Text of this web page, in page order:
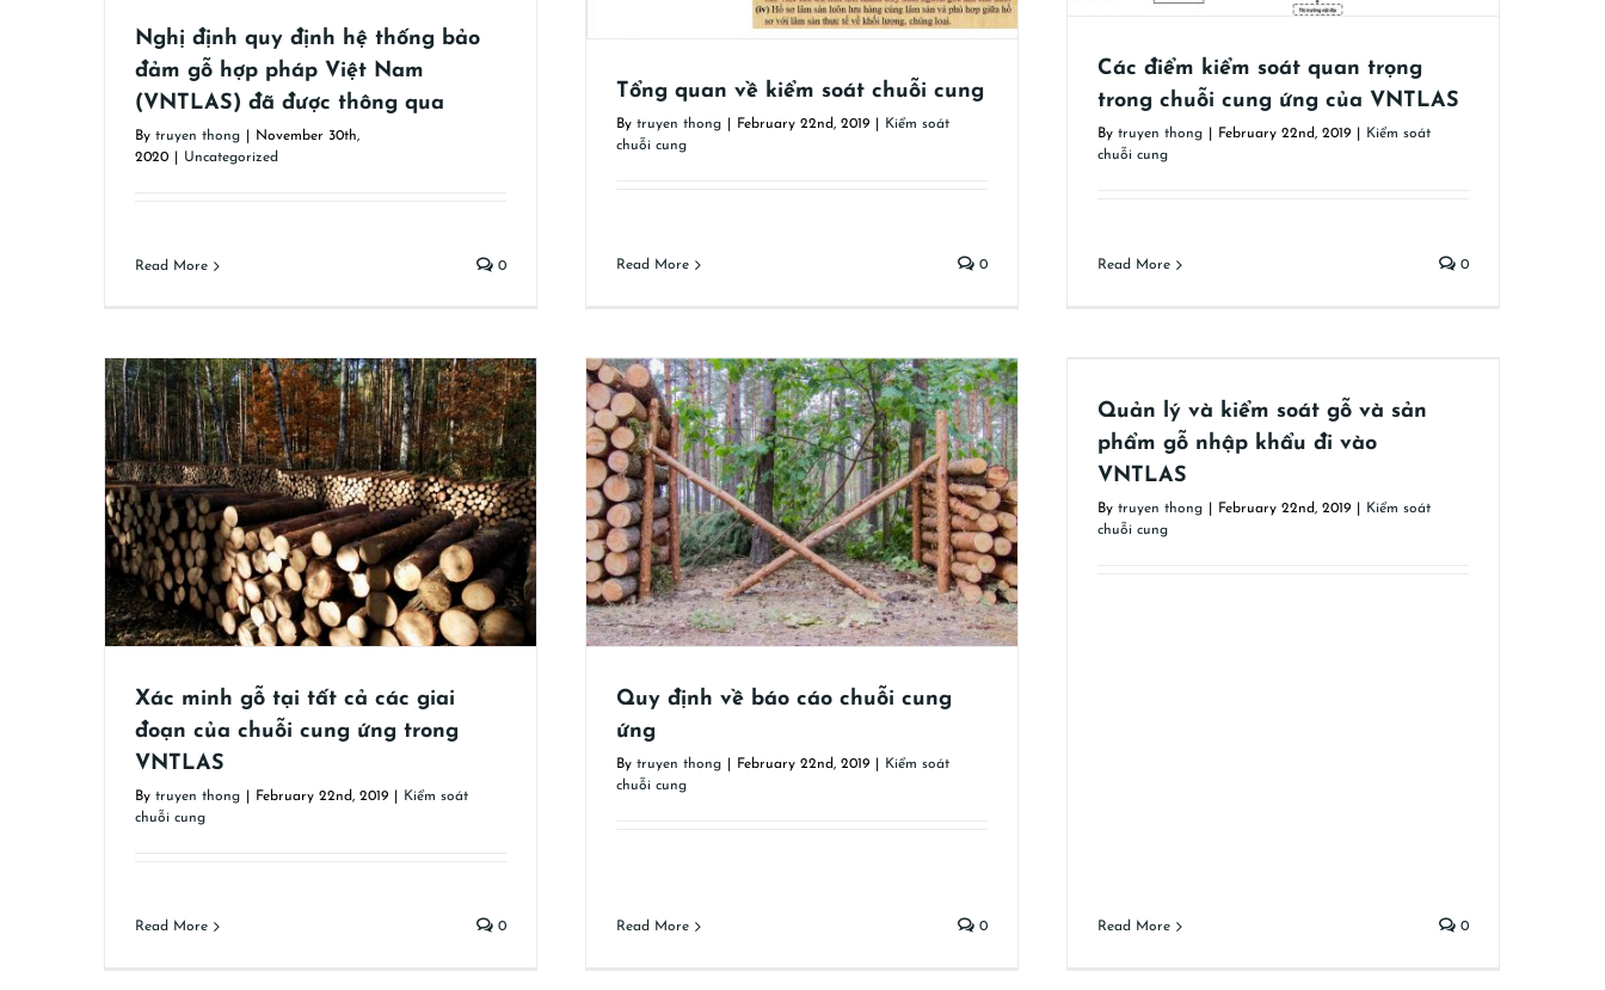
Nghị định quy định hệ thống bảo
đảm gỗ hợp pháp Việt Nam
(VNTLAS) đã được thông qua
By truyen thong
November 30th,
2020
Uncategorized
Read More 0
Tổng quan về kiểm soát chuỗi cung
By truyen thong February 22nd, 2019
Kiểm soát
chuỗi cung
Read More 0
Các điểm kiểm soát quan trọng
trong chuỗi cung ứng của VNTLAS
By truyen thong February 22nd, 2019
Kiểm soát
chuỗi cung
Read More 0
Xác minh gỗ tại tất cả các giai
đoạn của chuỗi cung ứng trong
VNTLAS
By truyen thong February 22nd, 2019
Kiểm soát
chuỗi cung
Read More 0
Quy định về báo cáo chuỗi cung ứng
Kiểm soát chuỗi cung
Quy định về báo cáo chuỗi cung
ứng
By truyen thong February 22nd, 2019
Kiểm soát
chuỗi cung
Read More 0
Quản lý và kiểm soát gỗ và sản phẩm gỗ
nhập khẩu đi vào VNTLAS
Kiểm soát chuỗi cung
Quản lý và kiểm soát gỗ và sản
phẩm gỗ nhập khẩu đi vào
VNTLAS
By truyen thong February 22nd, 2019
Kiểm soát
chuỗi cung
Read More 0